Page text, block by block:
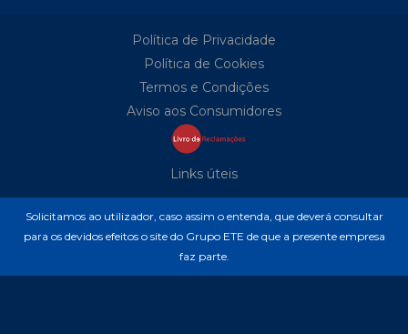
Política de Privacidade
Política de Cookies
Termos e Condições
Aviso aos Consumidores
Links úteis
Solicitamos ao utilizador, caso assim o entenda, que deverá consultar
para os devidos efeitos o site do Grupo ETE de que a presente empresa
faz parte.